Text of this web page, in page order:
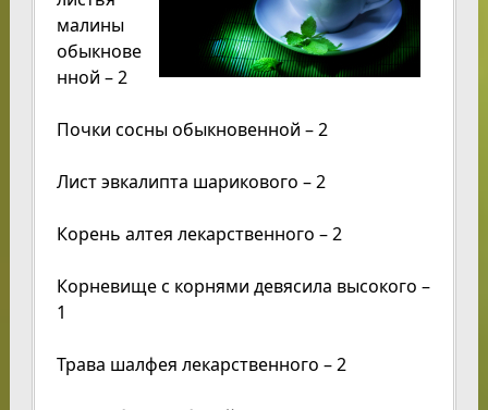
малины
обыкнове
нной – 2
Почки сосны обыкновенной – 2
Лист эвкалипта шарикового – 2
Корень алтея лекарственного – 2
Корневище с корнями девясила высокого –
1
Трава шалфея лекарственного – 2